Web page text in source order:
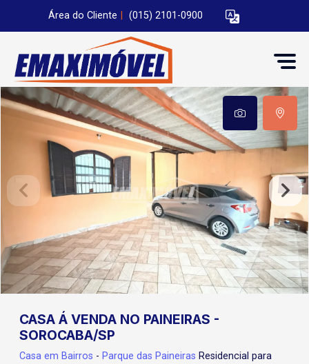
Área do Cliente (015) 2101-0900
CASA Á VENDA NO PAINEIRAS -
SOROCABA/SP
Casa em Bairros - Parque das Paineiras Residencial para